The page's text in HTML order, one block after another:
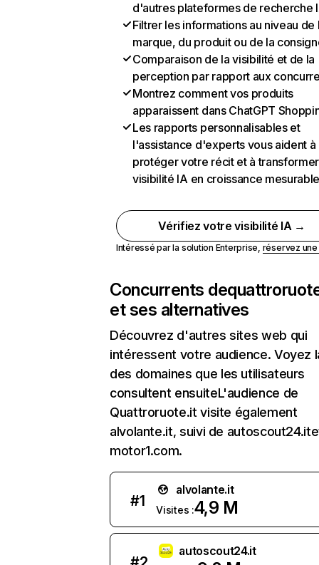
d'autres plateformes de recherche
Filtrer les informations au niveau de
marque, du produit ou de la
Comparaison de la visibilité et de la
perception par rapport aux
Montrez comment vos produits
apparaissent dans ChatGPT
Les rapports personnalisables et
l'assistance d'experts vous aident à
protéger votre récit et à
visibilité IA en croissance
Vérifiez votre visibilité IA →
Intéressé par la solution Enterprise, réservez
Concurrents de
et ses alternatives
Découvrez d'autres sites web qui
intéressent votre audience. Voyez
des domaines que les utilisateurs
consultent ensuiteL'audience de
Quattroruote.it visite également
alvolante.it, suivi de
motor1.com.
#1
alvolante.it
Visites :4,9 M
autoscout24.it